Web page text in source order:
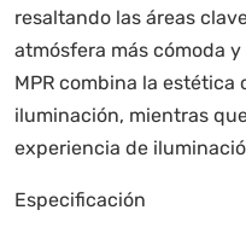
resaltando las áreas
atmósfera más cómoda y
MPR combina la estética
iluminación, mientras
experiencia de
Especificación